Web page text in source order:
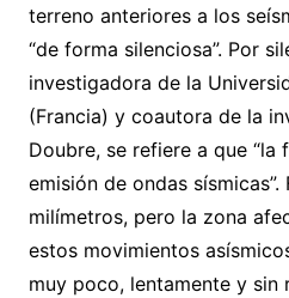
terreno anteriores a los
“de forma silenciosa”. Por
investigadora de la
(Francia) y coautora de la
Doubre, se refiere a que “la
emisión de ondas sísmicas”.
milímetros, pero la zona
estos movimientos
muy poco, lentamente y sin